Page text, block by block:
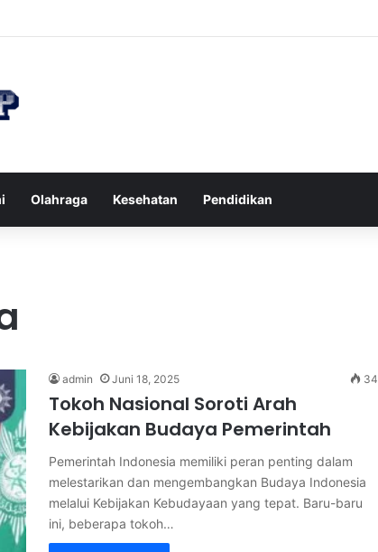
Olahraga Kesehatan Pendidikan
admin Juni 18, 2025 34
Tokoh Nasional Soroti Arah
Kebijakan Budaya Pemerintah
Pemerintah Indonesia memiliki peran penting dalam
melestarikan dan mengembangkan Budaya Indonesia
melalui Kebijakan Kebudayaan yang tepat. Baru-baru
ini, beberapa tokoh…